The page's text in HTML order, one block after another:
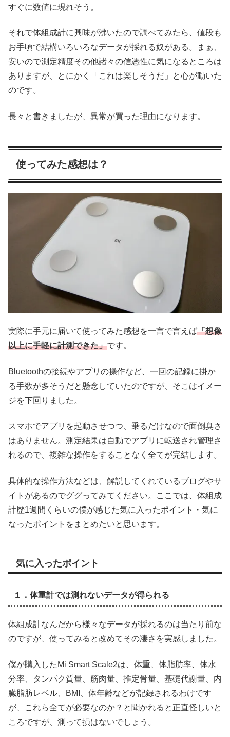
すぐに数値に現れそう。
それで体組成計に興味が沸いたので調べてみたら、値段も
お手頃で結構いろいろなデータが採れる奴がある。まぁ、
安いので測定精度その他諸々の信憑性に気になるところは
ありますが、とにかく「これは楽しそうだ」と心が動いた
のです。
長々と書きましたが、異常が買った理由になります。
使ってみた感想は？
実際に手元に届いて使ってみた感想を一言で言えば「想像
以上に手軽に計測できた」です。
Bluetoothの接続やアプリの操作など、一回の記録に掛か
る手数が多そうだと懸念していたのですが、そこはイメー
ジを下回りました。
スマホでアプリを起動させつつ、乗るだけなので面倒臭さ
はありません。測定結果は自動でアプリに転送され管理さ
れるので、複雑な操作をすることなく全てが完結します。
具体的な操作方法などは、解説してくれているブログやサ
イトがあるのでググってみてください。ここでは、体組成
計歴1週間くらいの僕が感じた気に入ったポイント・気に
なったポイントをまとめたいと思います。
気に入ったポイント
１．体重計では測れないデータが得られる
体組成計なんだから様々なデータが採れるのは当たり前な
のですが、使ってみると改めてその凄さを実感しました。
僕が購入したMi Smart Scale2は、体重、体脂肪率、体水
分率、タンパク質量、筋肉量、推定骨量、基礎代謝量、内
臓脂肪レベル、BMI、体年齢などが記録されるわけです
が、これら全てが必要なのか？と聞かれると正直怪しいと
ころですが、測って損はないでしょう。